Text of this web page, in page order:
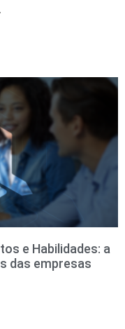
e Habilidades: a
das empresas